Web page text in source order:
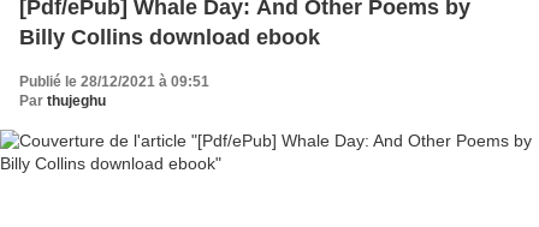
[Pdf/ePub] Whale Day: And Other Poems by
Billy Collins download ebook
Publié le 28/12/2021 à 09:51
Par thujeghu